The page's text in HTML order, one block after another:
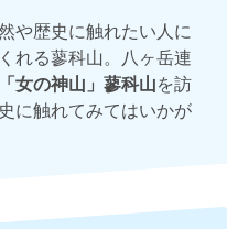
や歴史に触れたい人に
れる蓼科山。八ヶ岳連
「女の神山」蓼科山を訪
に触れてみてはいかが